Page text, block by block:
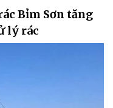
Bỉm Sơn tăng
lý rác